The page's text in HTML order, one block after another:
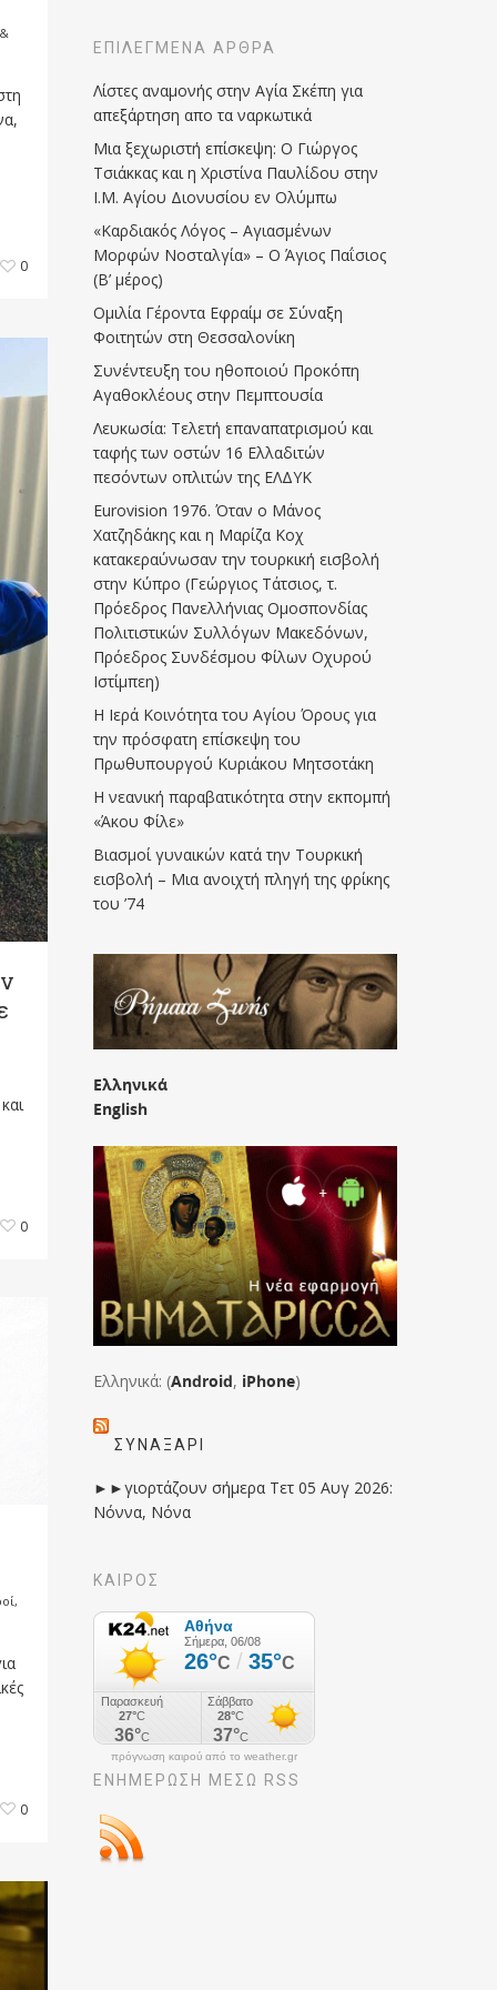
0
0
,
0
ΕΠΙΛΕΓΜΈΝΑ ΆΡΘΡΑ
Λίστες αναμονής στην Αγία Σκέπη για
απεξάρτηση απο τα ναρκωτικά
Μια ξεχωριστή επίσκεψη: Ο Γιώργος
Τσιάκκας και η Χριστίνα Παυλίδου στην
Ι.Μ. Αγίου Διονυσίου εν Ολύμπω
«Καρδιακός Λόγος – Αγιασμένων
Μορφών Νοσταλγία» – Ο Άγιος Παΐσιος
(Β’ μέρος)
Ομιλία Γέροντα Εφραίμ σε Σύναξη
Φοιτητών στη Θεσσαλονίκη
Συνέντευξη του ηθοποιού Προκόπη
Αγαθοκλέους στην Πεμπτουσία
Λευκωσία: Τελετή επαναπατρισμού και
ταφής των οστών 16 Ελλαδιτών
πεσόντων οπλιτών της ΕΛΔΥΚ
Eurovision 1976. Όταν ο Μάνος
Χατζηδάκης και η Μαρίζα Κοχ
κατακεραύνωσαν την τουρκική εισβολή
στην Κύπρο (Γεώργιος Τάτσιος, τ.
Πρόεδρος Πανελλήνιας Ομοσπονδίας
Πολιτιστικών Συλλόγων Μακεδόνων,
Πρόεδρος Συνδέσμου Φίλων Οχυρού
Ιστίμπεη)
Η Ιερά Κοινότητα του Αγίου Όρους για
την πρόσφατη επίσκεψη του
Πρωθυπουργού Κυριάκου Μητσοτάκη
Η νεανική παραβατικότητα στην εκπομπή
«Άκου Φίλε»
Βιασμοί γυναικών κατά την Τουρκική
εισβολή – Μια ανοιχτή πληγή της φρίκης
του ’74
Ελληνικά
English
Ελληνικά: (Android, iPhone)
ΣΥΝΑΞΆΡΙ
►►γιορτάζουν σήμερα Τετ 05 Αυγ 2026:
Νόννα, Νόνα
ΚΑΙΡΟΣ
πρόγνωση καιρού από το weather.gr
ΕΝΗΜΈΡΩΣΉ ΜΕΣΩ RSS